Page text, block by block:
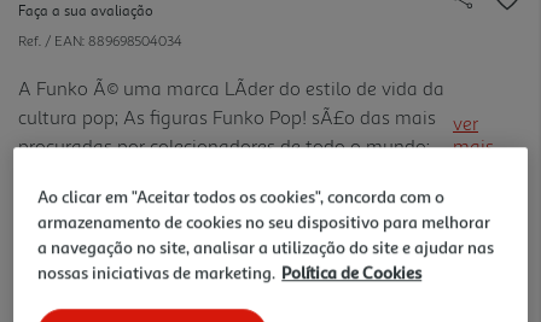
Faça a sua avaliação
Ref. / EAN: 889698504034
A Funko Ã© uma marca LÃ­der do estilo de vida da
cultura pop; As figuras Funko Pop! sÃ£o das mais
procuradas por colecionadores de todo o mundo;
ficam bem em qualquer canto; Com alta qualidade
de produÃ§Ã£o e pin tura, com detalhes perfeitos;
ColeÃ§Ã£o verdadeiramente intemporal para
ver
mais
15,99 €
Ao clicar em "Aceitar todos os cookies", concorda com o
armazenamento de cookies no seu dispositivo para melhorar
a navegação no site, analisar a utilização do site e ajudar nas
nossas iniciativas de marketing. Política de Cookies